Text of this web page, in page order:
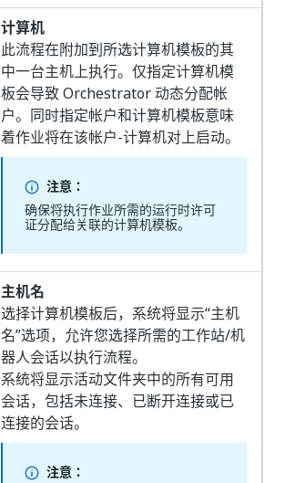
计算机
此流程在附加到所选计算机模板的其
中一台主机上执行。仅指定计算机模
板会导致 Orchestrator 动态分配帐
户。同时指定帐户和计算机模板意味
着作业将在该帐户-计算机对上启动。
注意：
确保将执行作业所需的运行时许可
证分配给关联的计算机模板。
主机名
选择计算机模板后，系统将显示“主机
名”选项，允许您选择所需的工作站/机
器人会话以执行流程。
系统将显示活动文件夹中的所有可用
会话，包括未连接、已断开连接或已
连接的会话。
注意：